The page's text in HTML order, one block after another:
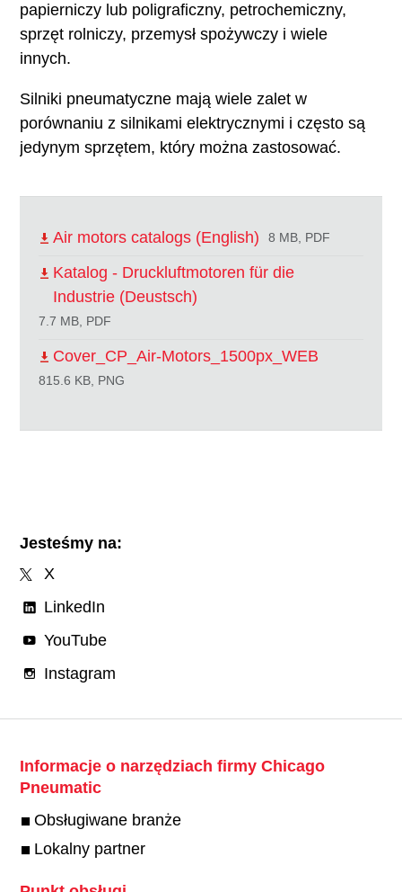
papierniczy lub poligraficzny, petrochemiczny,
sprzęt rolniczy, przemysł spożywczy i wiele
innych.
Silniki pneumatyczne mają wiele zalet w
porównaniu z silnikami elektrycznymi i często są
jedynym sprzętem, który można zastosować.
Air motors catalogs (English) 8 MB, PDF
Katalog - Druckluftmotoren für die
Industrie (Deustsch)
7.7 MB, PDF
Cover_CP_Air-Motors_1500px_WEB
815.6 KB, PNG
Jesteśmy na:
X
LinkedIn
YouTube
Instagram
Informacje o narzędziach firmy Chicago
Pneumatic
Obsługiwane branże
Lokalny partner